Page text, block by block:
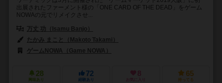
出展されたファーメント様の「ONE CARD OF THE DEAD」をゲーム
NOWAの元でリメイクさせ...
万丈 功（Isamu Banjo）
たかみ まこと（Makoto Takami）
ゲームNOWA（Game NOWA）
28
興味あり
72
経験あり
8
お気に入り
65
持ってる